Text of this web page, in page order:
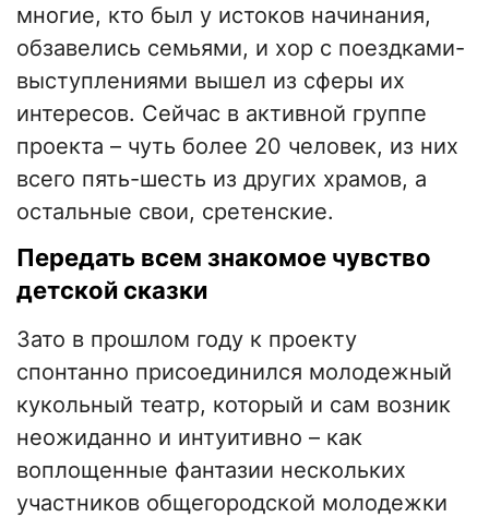
многие, кто был у истоков начинания,
обзавелись семьями, и хор с поездками-
выступлениями вышел из сферы их
интересов. Сейчас в активной группе
проекта – чуть более 20 человек, из них
всего пять-шесть из других храмов, а
остальные свои, сретенские.
Передать всем знакомое чувство
детской сказки
Зато в прошлом году к проекту
спонтанно присоединился молодежный
кукольный театр, который и сам возник
неожиданно и интуитивно – как
воплощенные фантазии нескольких
участников общегородской молодежки